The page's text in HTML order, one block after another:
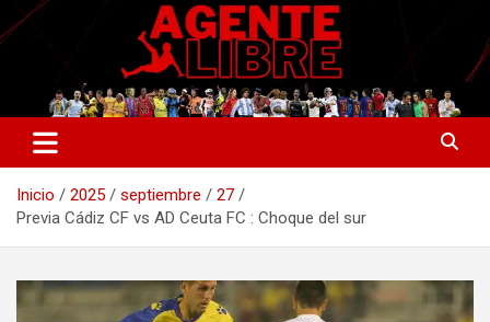
Saltar
al
Agente Libre Digital
La nueva generación del periodismo deportivo.
Inicio 2025 septiembre
27
Previa Cádiz CF vs AD Ceuta FC : Choque del sur